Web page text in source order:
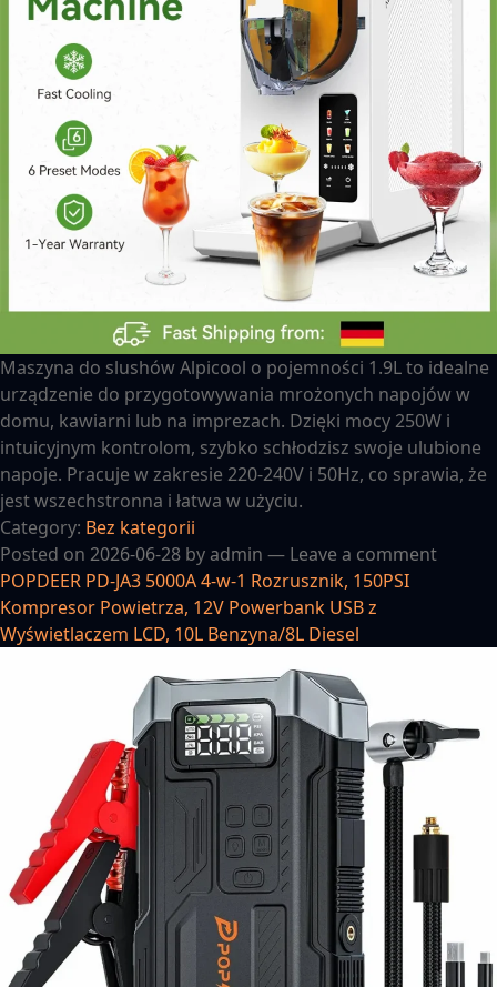
Maszyna do slushów Alpicool o pojemności 1.9L to idealne
urządzenie do przygotowywania mrożonych napojów w
domu, kawiarni lub na imprezach. Dzięki mocy 250W i
intuicyjnym kontrolom, szybko schłodzisz swoje ulubione
napoje. Pracuje w zakresie 220-240V i 50Hz, co sprawia, że
jest wszechstronna i łatwa w użyciu.
Category: Bez kategorii
Posted on 2026-06-28 by admin — Leave a comment
POPDEER PD-JA3 5000A 4-w-1 Rozrusznik, 150PSI
Kompresor Powietrza, 12V Powerbank USB z
Wyświetlaczem LCD, 10L Benzyna/8L Diesel